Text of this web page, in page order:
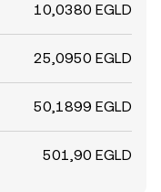
10,0380 EGLD
25,0950 EGLD
50,1899 EGLD
501,90 EGLD